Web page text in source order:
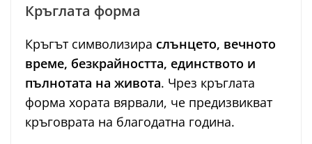
Кръглата форма
Кръгът символизира слънцето, вечното
време, безкрайността, единството и
пълнотата на живота. Чрез кръглата
форма хората вярвали, че предизвикват
кръговрата на благодатна година.